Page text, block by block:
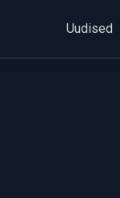
Uudised